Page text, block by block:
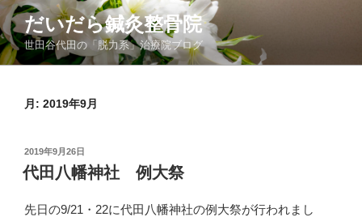
コ
ン
テ
ン
だいだら鍼灸整骨院
世田谷代田の「脱力系」治療院ブログ
月: 2019年9月
投
稿
日:
2019年9月26日
代田八幡神社 例大祭
先日の9/21・22に代田八幡神社の例大祭が行われまし